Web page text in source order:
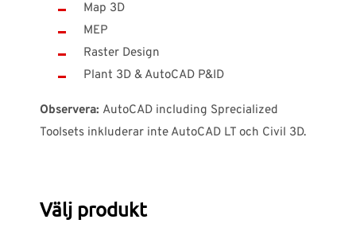
Map 3D
MEP
Raster Design
Plant 3D & AutoCAD P&ID
Observera: AutoCAD including Sprecialized
Toolsets inkluderar inte AutoCAD LT och Civil 3D.
Välj produkt